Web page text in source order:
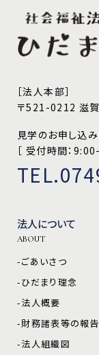
［法人本部］
〒521-0212 滋
見学のお申し込
［ 受付時間：
法人について
ABOUT
-ごあいさつ
-ひだまり理念
-法人概要
-財務諸表等の報告
-法人組織図